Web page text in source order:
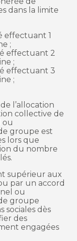
dans la limite
effectuant 1
;
effectuant 2
;
effectuant 3
;
l’allocation
collective de
ou
groupe est
lors que
du nombre
supérieur aux
par un accord
ou
groupe
sociales dès
des
engagées